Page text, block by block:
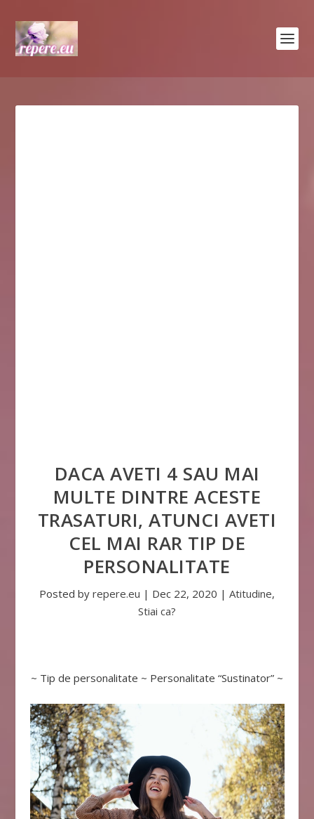
DACA AVETI 4 SAU MAI
MULTE DINTRE ACESTE
TRASATURI, ATUNCI AVETI
CEL MAI RAR TIP DE
PERSONALITATE
Posted by repere.eu | Dec 22, 2020 | Atitudine,
Stiai ca?
~ Tip de personalitate ~ Personalitate “Sustinator” ~